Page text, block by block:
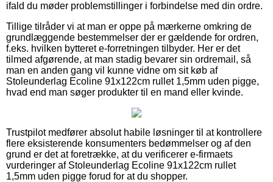
ifald du møder problemstillinger i forbindelse med din ordre.
Tillige tilråder vi at man er oppe på mærkerne omkring de
grundlæggende bestemmelser der er gældende for ordren,
f.eks. hvilken bytteret e-forretningen tilbyder. Her er det
tilmed afgørende, at man stadig bevarer sin ordremail, så
man en anden gang vil kunne vidne om sit køb af
Stoleunderlag Ecoline 91x122cm rullet 1,5mm uden pigge,
hvad end man søger produkter til en mand eller kvinde.
Trustpilot medfører absolut habile løsninger til at kontrollere
flere eksisterende konsumenters bedømmelser og af den
grund er det at foretrække, at du verificerer e-firmaets
vurderinger af Stoleunderlag Ecoline 91x122cm rullet
1,5mm uden pigge forud for at du shopper.